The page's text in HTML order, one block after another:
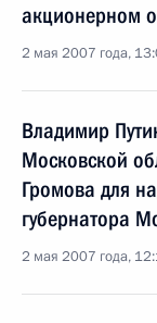
акционерном
2 мая 2007 года,
Владимир
Московской
Громова для
губернатора
2 мая 2007 года,